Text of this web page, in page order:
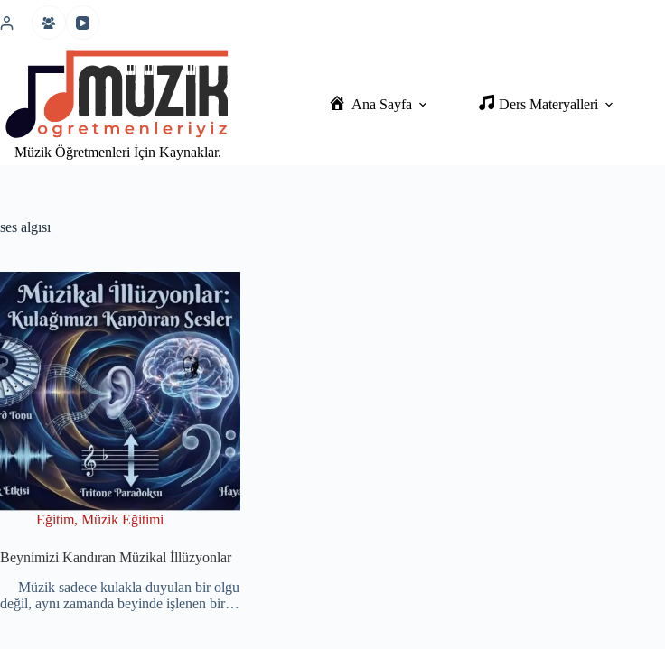
atla
Müzik Öğretmenleri İçin Kaynaklar.
Ana Sayfa Ders Materyalleri
ses algısı
Eğitim, Müzik Eğitimi
Beynimizi Kandıran Müzikal İllüzyonlar
Müzik sadece kulakla duyulan bir olgu
değil, aynı zamanda beyinde işlenen bir…